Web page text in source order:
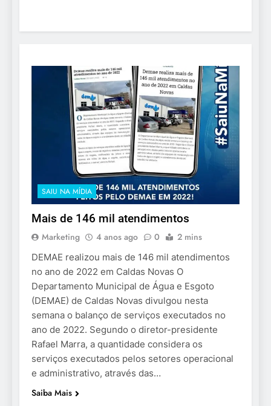
SAIU NA MÍDIA
Mais de 146 mil atendimentos
Marketing 4 anos ago 0 2 mins
DEMAE realizou mais de 146 mil atendimentos
no ano de 2022 em Caldas Novas O
Departamento Municipal de Água e Esgoto
(DEMAE) de Caldas Novas divulgou nesta
semana o balanço de serviços executados no
ano de 2022. Segundo o diretor-presidente
Rafael Marra, a quantidade considera os
serviços executados pelos setores operacional
e administrativo, através das…
Saiba Mais